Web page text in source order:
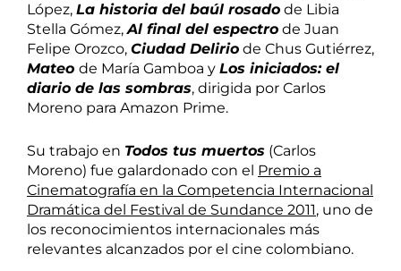
López, La historia del baúl rosado de Libia
Stella Gómez,Al final del espectro de Juan
Felipe Orozco, Ciudad Delirio de Chus Gutiérrez,
Mateo de María Gamboa y Los iniciados: el
diario de las sombras, dirigida por Carlos
Moreno para Amazon Prime.
Su trabajo en Todos tus muertos (Carlos
Moreno) fue galardonado con el Premio a
Cinematografía en la Competencia Internacional
Dramática del Festival de Sundance 2011, uno de
los reconocimientos internacionales más
relevantes alcanzados por el cine colombiano.